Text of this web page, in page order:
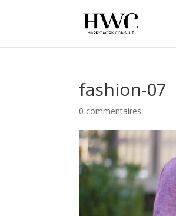
fashion-07
0 commentaires